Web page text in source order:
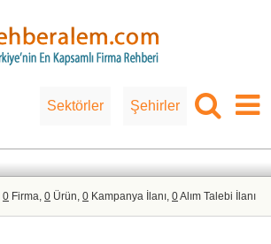
Sektörler Şehirler
0 Firma, 0 Ürün, 0 Kampanya İlanı, 0Alım Talebi İlanı